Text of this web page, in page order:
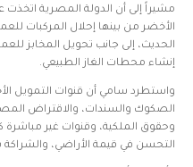
مشيراً إلى أن الدولة المصرية
الأخضر من بينها إحلال المركبات
الحديث، إلى جانب تحويل المخابز
إنشاء محطات الغاز الطبيعي.
واستطرد سامي أن قنوات التمويل
الصكوك والسندات، والاقتراض
وحقوق الملكية، وقنوات غير مباشرة
التحسن في قيمة الأراضي، والشراكة